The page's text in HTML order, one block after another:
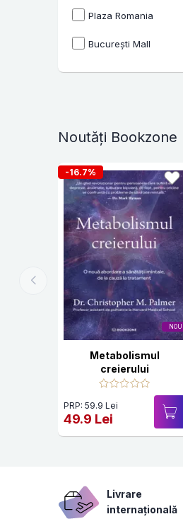
Plaza Romania
București Mall
Noutăți Bookzone
NOU
-16.7%
Metabolismul
creierului
PRP: 59.9 Lei
49.9 Lei
Livrare
internațională